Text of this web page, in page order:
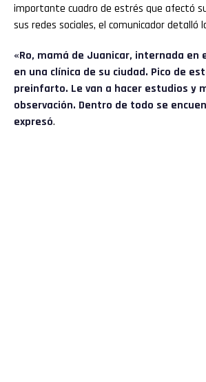
importante cuadro de estrés que afectó
sus redes sociales, el comunicador detalló
«Ro, mamá de Juanicar, internada en
en una clínica de su ciudad. Pico de
preinfarto. Le van a hacer estudios y
observación. Dentro de todo se
expresó.